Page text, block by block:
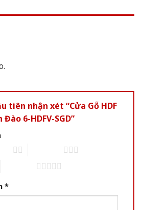
tiên nhận xét “Cửa Gỗ HDF
6-HDFV-SGD”
*